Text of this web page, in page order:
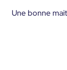
Une bonne